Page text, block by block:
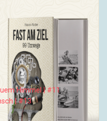
freuten uns, keine
daran merkte, dass wir
oder von Jack
mit Krautsalat
Himmel | #11
| #13